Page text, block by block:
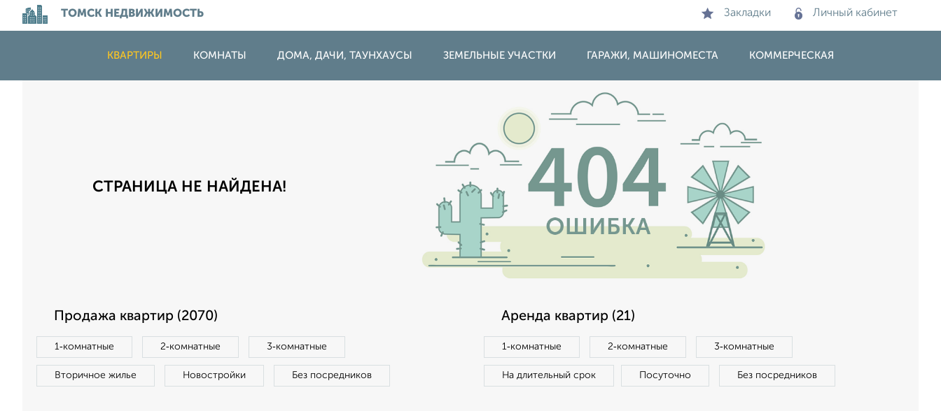
ТОМСК НЕДВИЖИМОСТЬ Закладки Личный кабинет
КВАРТИРЫ КОМНАТЫ ДОМА, ДАЧИ, ТАУНХАУСЫ ЗЕМЕЛЬНЫЕ УЧАСТКИ ГАРАЖИ, МАШИНОМЕСТА КОММЕРЧЕСКАЯ
СТРАНИЦА НЕ НАЙДЕНА!
Продажа квартир (2070)
1‑комнатные 2‑комнатные 3‑комнатные
Вторичное жилье Новостройки Без посредников
Аренда квартир (21)
1‑комнатные 2‑комнатные 3‑комнатные
На длительный срок Посуточно Без посредников